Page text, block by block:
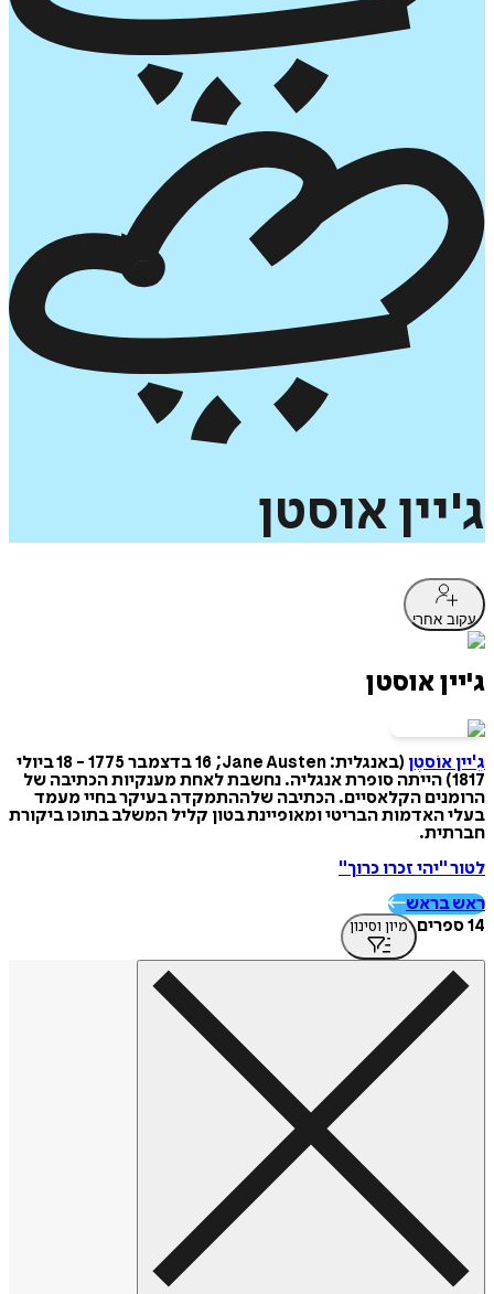
ג'יין אוסטן
עקוב אחרי
ג'יין אוסטן
גֵ'יין אוֹסטֶן
(באנגלית: Jane Austen;‏ 16 בדצמבר 1775 - 18 ביולי
1817) הייתה סופרת אנגליה. נחשבת לאחת מענקיות הכתיבה של
הרומנים הקלאסיים. הכתיבה שלההתמקדה בעיקר בחיי מעמד
בעלי האדמות הבריטי ומאופיינת בטון קליל המשלב בתוכו ביקורת
חברתית.
לטור "יהי זכרו כרוך"
ראש בראש
14 ספרים
מיון וסינון